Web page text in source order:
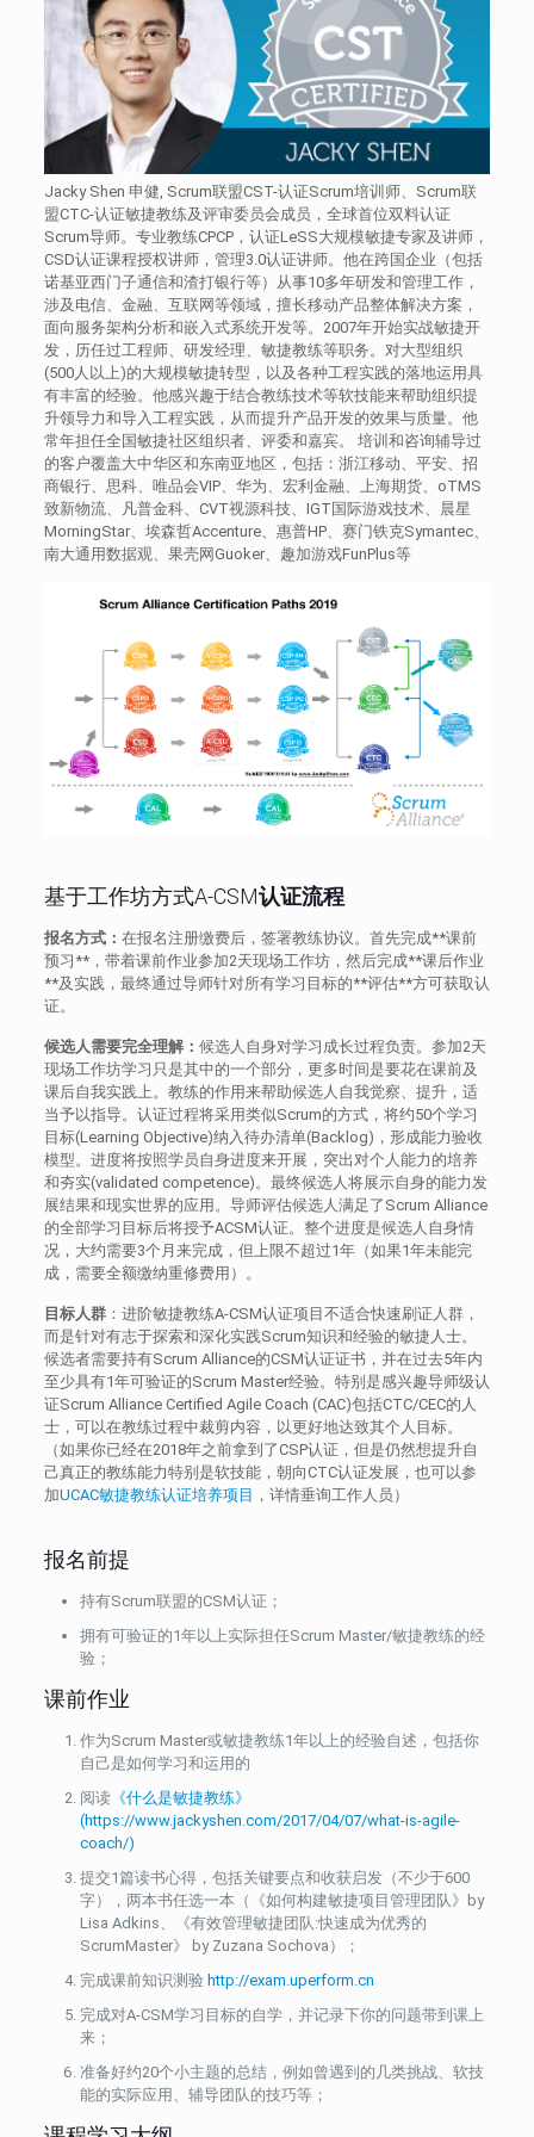
Jacky Shen 申健, Scrum联盟CST-认证Scrum培训师、Scrum联
盟CTC-认证敏捷教练及评审委员会成员，全球首位双料认证
Scrum导师。专业教练CPCP，认证LeSS大规模敏捷专家及讲师，
CSD认证课程授权讲师，管理3.0认证讲师。他在跨国企业（包括
诺基亚西门子通信和渣打银行等）从事10多年研发和管理工作，
涉及电信、金融、互联网等领域，擅长移动产品整体解决方案，
面向服务架构分析和嵌入式系统开发等。2007年开始实战敏捷开
发，历任过工程师、研发经理、敏捷教练等职务。对大型组织
(500人以上)的大规模敏捷转型，以及各种工程实践的落地运用具
有丰富的经验。他感兴趣于结合教练技术等软技能来帮助组织提
升领导力和导入工程实践，从而提升产品开发的效果与质量。他
常年担任全国敏捷社区组织者、评委和嘉宾。 培训和咨询辅导过
的客户覆盖大中华区和东南亚地区，包括：浙江移动、平安、招
商银行、思科、唯品会VIP、华为、宏利金融、上海期货、oTMS
致新物流、凡普金科、CVT视源科技、IGT国际游戏技术、晨星
MorningStar、埃森哲Accenture、惠普HP、赛门铁克Symantec、
南大通用数据观、果壳网Guoker、趣加游戏FunPlus等
基于工作坊方式A-CSM认证流程
报名方式： 在报名注册缴费后，签署教练协议。首先完成**课前
预习**，带着课前作业参加2天现场工作坊，然后完成**课后作业
**及实践，最终通过导师针对所有学习目标的**评估**方可获取认
证。
候选人需要完全理解： 候选人自身对学习成长过程负责。参加2天
现场工作坊学习只是其中的一个部分，更多时间是要花在课前及
课后自我实践上。教练的作用来帮助候选人自我觉察、提升，适
当予以指导。认证过程将采用类似Scrum的方式，将约50个学习
目标(Learning Objective)纳入待办清单(Backlog)，形成能力验收
模型。进度将按照学员自身进度来开展，突出对个人能力的培养
和夯实(validated competence)。最终候选人将展示自身的能力发
展结果和现实世界的应用。导师评估候选人满足了Scrum Alliance
的全部学习目标后将授予ACSM认证。整个进度是候选人自身情
况，大约需要3个月来完成，但上限不超过1年（如果1年未能完
成，需要全额缴纳重修费用）。
目标人群：进阶敏捷教练A-CSM认证项目不适合快速刷证人群，
而是针对有志于探索和深化实践Scrum知识和经验的敏捷人士。
候选者需要持有Scrum Alliance的CSM认证证书，并在过去5年内
至少具有1年可验证的Scrum Master经验。特别是感兴趣导师级认
证Scrum Alliance Certified Agile Coach (CAC)包括CTC/CEC的人
士，可以在教练过程中裁剪内容，以更好地达致其个人目标。
（如果你已经在2018年之前拿到了CSP认证，但是仍然想提升自
己真正的教练能力特别是软技能，朝向CTC认证发展，也可以参
加UCAC敏捷教练认证培养项目 ，详情垂询工作人员）
报名前提
持有Scrum联盟的CSM认证；
拥有可验证的1年以上实际担任Scrum Master/敏捷教练的经
验；
课前作业
作为Scrum Master或敏捷教练1年以上的经验自述，包括你
自己是如何学习和运用的
阅读《什么是敏捷教练》
(https://www.jackyshen.com/2017/04/07/what-is-agile-
coach/)
提交1篇读书心得，包括关键要点和收获启发（不少于600
字），两本书任选一本（《如何构建敏捷项目管理团队》by
Lisa Adkins、《有效管理敏捷团队:快速成为优秀的
ScrumMaster》 by Zuzana Sochova）；
完成课前知识测验 http://exam.uperform.cn
完成对A-CSM学习目标的自学，并记录下你的问题带到课上
来；
准备好约20个小主题的总结，例如曾遇到的几类挑战、软技
能的实际应用、辅导团队的技巧等；